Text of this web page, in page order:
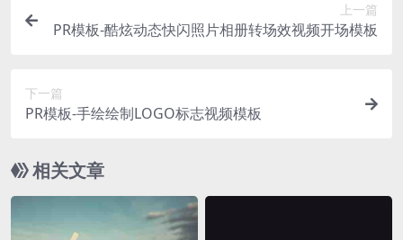
上一篇
PR模板-酷炫动态快闪照片相册转场效视频开场模板
下一篇
PR模板-手绘绘制LOGO标志视频模板
相关文章